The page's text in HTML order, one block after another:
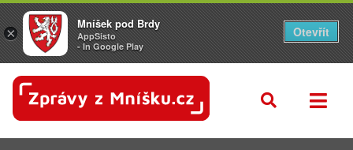
×
Mníšek pod Brdy
AppSisto
- In Google Play
Otevřít